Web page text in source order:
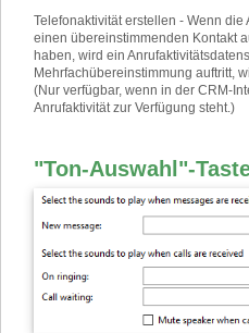
Telefonaktivität erstellen - Wenn
einen übereinstimmenden Kontakt
haben, wird ein
Mehrfachübereinstimmung auftritt,
(Nur verfügbar, wenn in der CRM-
Anrufaktivität zur Verfügung steht.)
"Ton-Auswahl"-